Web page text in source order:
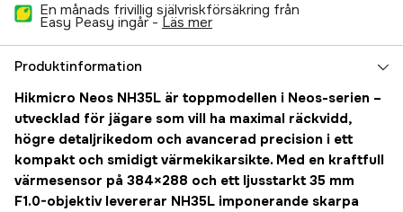
En månads frivillig självriskförsäkring från
Easy Peasy ingår - läs mer
Produktinformation
Hikmicro Neos NH35L är toppmodellen i Neos-serien –
utvecklad för jägare som vill ha maximal räckvidd,
högre detaljrikedom och avancerad precision i ett
kompakt och smidigt värmekikarsikte. Med en kraftfull
värmesensor på 384×288 och ett ljusstarkt 35 mm
F1.0-objektiv levererar NH35L imponerande skarpa